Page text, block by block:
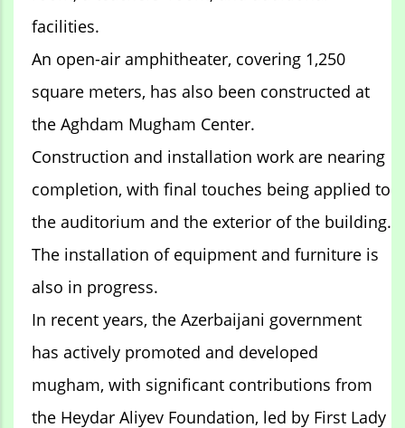
facilities.
An open-air amphitheater, covering 1,250
square meters, has also been constructed at
the Aghdam Mugham Center.
Construction and installation work are nearing
completion, with final touches being applied to
the auditorium and the exterior of the building.
The installation of equipment and furniture is
also in progress.
In recent years, the Azerbaijani government
has actively promoted and developed
mugham, with significant contributions from
the Heydar Aliyev Foundation, led by First Lady